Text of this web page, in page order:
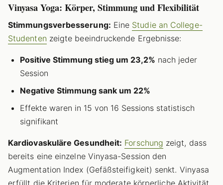
Vinyasa Yoga: Körper, Stimmung und Flexibilität
Stimmungsverbesserung: Eine Studie an College-
Studenten zeigte beeindruckende Ergebnisse:
Positive Stimmung stieg um 23,2% nach jeder
Session
Negative Stimmung sank um 22%
Effekte waren in 15 von 16 Sessions statistisch
signifikant
Kardiovaskuläre Gesundheit: Forschung zeigt, dass
bereits eine einzelne Vinyasa-Session den
Augmentation Index (Gefäßsteifigkeit) senkt. Vinyasa
erfüllt die Kriterien für moderate körperliche Aktivität.